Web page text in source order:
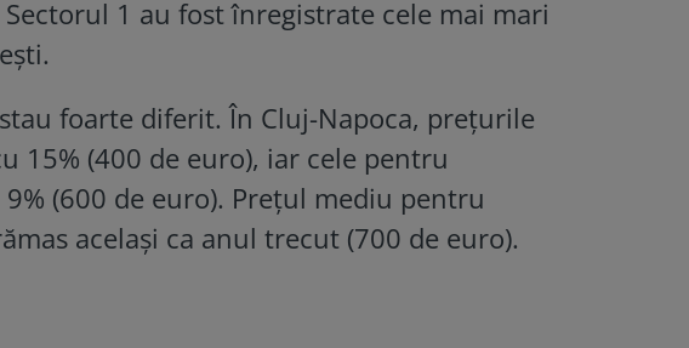
1 au fost înregistrate cele mai mari
foarte diferit. În Cluj-Napoca, prețurile
15% (400 de euro), iar cele pentru
(600 de euro). Prețul mediu pentru
același ca anul trecut (700 de euro).